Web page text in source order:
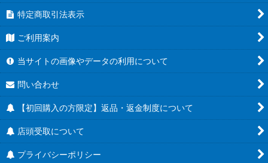
特定商取引法表示
ご利用案内
当サイトの画像やデータの利用について
問い合わせ
【初回購入の方限定】返品・返金制度について
店頭受取について
プライバシーポリシー